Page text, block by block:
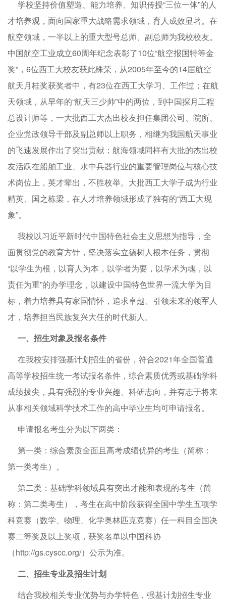
学校坚持价值塑造、能力培养、知识传授“三位一体”的人
才培养观，面向国家重大战略需求领域，育人成效显著。在
航空领域，一半以上的重大型号总师、副总师为我校校友。
中国航空工业成立60周年纪念表彰了10位“航空报国特等金
奖”，6位西工大校友获此殊荣，从2005年至今的14届航空
航天月桂奖获奖者中，有23位在西工大学习、工作过；在航
天领域，从早年的“航天三少帅”中的两位，到中国探月工程
总设计师等，一大批西工大杰出校友担任集团公司、院所、
企业党政领导干部及副总师以上职务，相继为我国航天事业
的飞速发展作出了突出贡献；航海领域同样有大批的杰出校
友活跃在船舶工业、水中兵器行业的重要管理岗位与核心技
术岗位上，英才辈出，不胜枚举。大批西工大学子成为行业
精英、国之栋梁，在人才培养领域形成了独有的“西工大现
象”。
我校以习近平新时代中国特色社会主义思想为指导，全
面贯彻党的教育方针，坚决落实立德树人根本任务，贯彻
“以学生为根，以育人为本，以学者为要，以学术为魂，以
责任为重”的办学理念，以建设中国特色世界一流大学为目
标，着力培养具有家国情怀，追求卓越、引领未来的领军人
才，培养担当民族复兴大任的时代新人。
一、招生对象及报名条件
在我校安排强基计划招生的省份，符合2021年全国普通
高等学校招生统一考试报名条件，综合素质优秀或基础学科
成绩拔尖，具有强烈的专业兴趣、科研志向，并有志于将来
从事相关领域科学技术工作的高中毕业生均可申请报名。
申请报名考生分为以下两类：
第一类：综合素质全面且高考成绩优异的考生（简称：
第一类考生）。
第二类：基础学科领域具有突出才能和表现的考生（简
称：第二类考生），考生在高中阶段获得全国中学生五项学
科竞赛（数学、物理、化学奥林匹克竞赛）任一科目全国决
赛二等奖及以上奖项，获奖名单以中国科协
（http://gs.cyscc.org/）公示为准。
二、招生专业及招生计划
结合我校相关专业优势与办学特色，强基计划招生专业